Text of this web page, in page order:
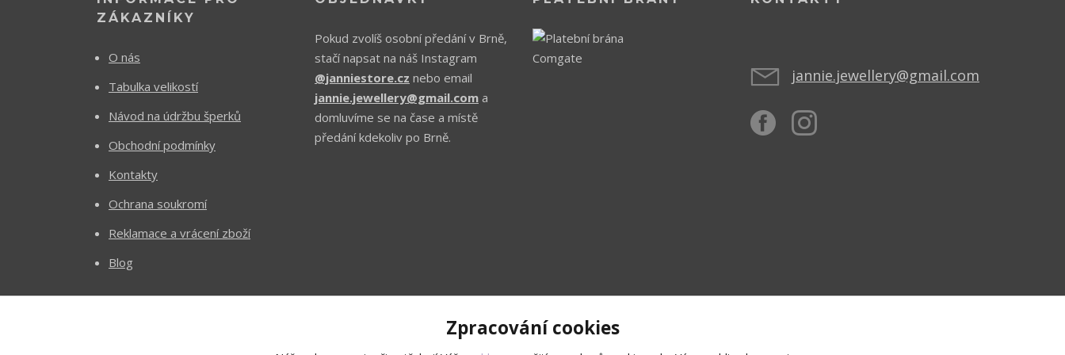
ZÁKAZNÍKY
O nás
Tabulka velikostí
Návod na údržbu šperků
Obchodní podmínky
Kontakty
Ochrana soukromí
Reklamace a vrácení zboží
Blog
Pokud zvolíš osobní předání v Brně,
stačí napsat na náš Instagram
@janniestore.cz nebo email
jannie.jewellery@gmail.com a
domluvíme se na čase a místě
předání kdekoliv po Brně.
jannie.jewellery@gmail.com
Zpracování cookies